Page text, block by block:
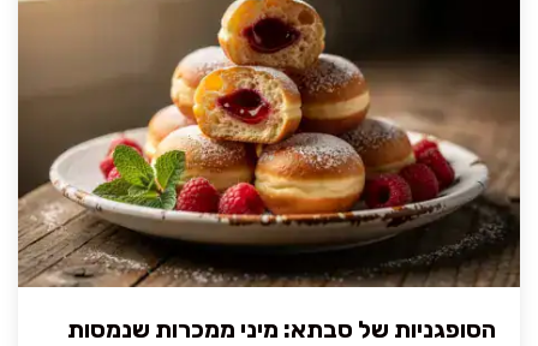
הסופגניות של סבתא: מיני ממכרות שנמסות